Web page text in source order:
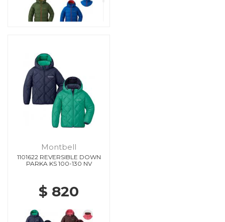
Montbell
1101622 REVERSIBLE DOWN
PARKA KS 100-130 NV
$ 820